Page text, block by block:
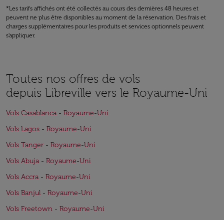
*Les tarifs affichés ont été collectés au cours des dernières 48 heures et
peuvent ne plus être disponibles au moment de la réservation. Des frais et
charges supplémentaires pour les produits et services optionnels peuvent
s'appliquer.
Toutes nos offres de vols
depuis Libreville vers le Royaume-Uni
Vols Casablanca - Royaume-Uni
Vols Lagos - Royaume-Uni
Vols Tanger - Royaume-Uni
Vols Abuja - Royaume-Uni
Vols Accra - Royaume-Uni
Vols Banjul - Royaume-Uni
Vols Freetown - Royaume-Uni